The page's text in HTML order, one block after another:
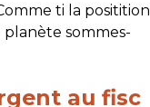
ti la positition
sommes-
au fisc